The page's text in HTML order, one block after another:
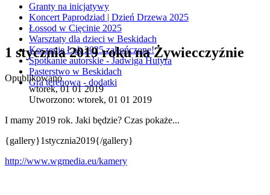
Granty na inicjatywy
Koncert Paprodziad | Dzień Drzewa 2025
Łossod w Cięcinie 2025
Warsztaty dla dzieci w Beskidach
Koszenie Łąk 2025 zakończone!
Spotkanie autorskie - Jadwiga Hutyra
Pasterstwo w Beskidach
Gra terenowa - dodatki
1 stycznia 2019 roku na Żywiecczyźnie
Opublikowano
wtorek, 01 01 2019
Utworzono: wtorek, 01 01 2019
I mamy 2019 rok. Jaki będzie? Czas pokaże...
{gallery}1stycznia2019{/gallery}
http://www.wgmedia.eu/kamery